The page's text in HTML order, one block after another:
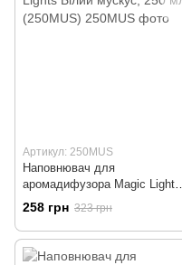
Артикул: 250MUS
Наповнювач для
аромадифузора Magic Lights
Білий мускус, 250 мл
(250MUS)
258 грн 323 грн